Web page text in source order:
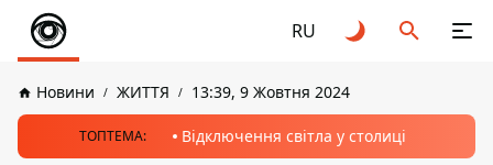
RU
Новини ЖИТТЯ 13:39, 9 Жовтня 2024
ТОПТЕМА: Відключення світла у столиці